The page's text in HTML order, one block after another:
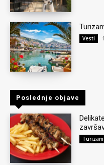
Vesti
Poslednje objave
Turizam